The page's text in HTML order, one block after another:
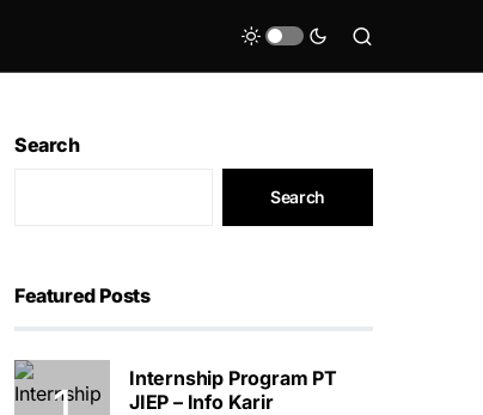
Search
Search
Featured Posts
Internship Program PT
JIEP – Info Karir